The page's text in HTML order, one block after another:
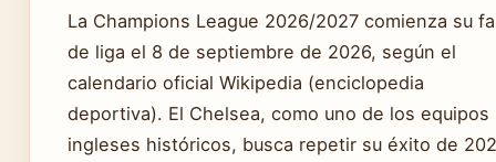
La Champions League 2026/2027 comienza su
de liga el 8 de septiembre de 2026, según el
calendario oficial Wikipedia (enciclopedia
deportiva). El Chelsea, como uno de los equipos
ingleses históricos, busca repetir su éxito de